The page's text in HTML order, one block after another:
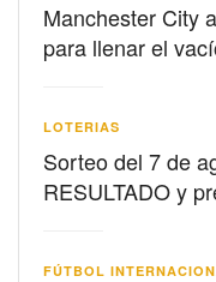
Manchester City
para llenar el
LOTERIAS
Sorteo del 7 de
RESULTADO y
FÚTBOL